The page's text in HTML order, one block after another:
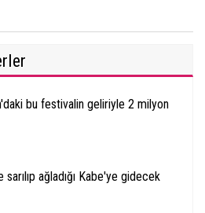
bu festivalin geliriyle 2 milyon
sarılıp ağladığı Kabe'ye gidecek